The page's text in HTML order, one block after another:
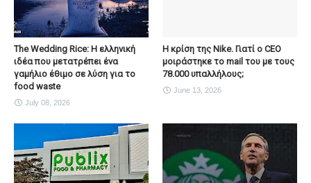
The Wedding Rice: Η ελληνική
ιδέα που μετατρέπει ένα
γαμήλιο έθιμο σε λύση για το
food waste
July 08, 2026
Η κρίση της Nike. Γιατί ο CEO
μοιράστηκε το mail του με τους
78.000 υπαλλήλους;
June 13, 2026